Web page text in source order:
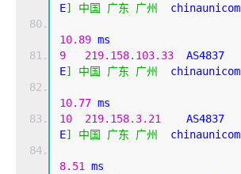
E] 中国 广东 广州
  chinaunicom
10.89 ms
9
219.158. 103.33
  AS4837
E] 中国 广东 广州
  chinaunicom
10.77 ms
10
219.158. 3.21
    AS4837
E] 中国 广东 广州
  chinaunicom
8.51
ms